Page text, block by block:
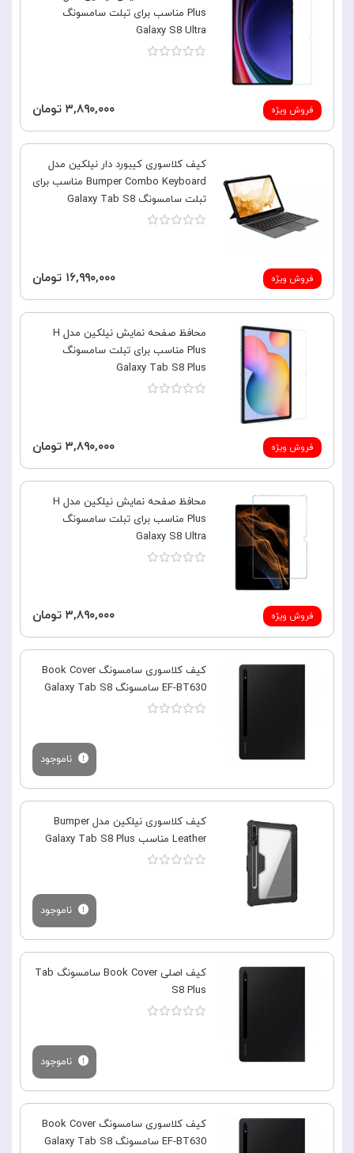
فروش ویژه
Plus مناسب برای تبلت سامسونگ
Galaxy S8 Ultra
۳,۸۹۰,۰۰۰ تومان
فروش ویژه
کیف کلاسوری کیبورد دار نیلکین مدل
Bumper Combo Keyboard مناسب برای
تبلت سامسونگ Galaxy Tab S8
۱۶,۹۹۰,۰۰۰ تومان
فروش ویژه
محافظ صفحه نمایش نیلکین مدل H
Plus مناسب برای تبلت سامسونگ
Galaxy Tab S8 Plus
۳,۸۹۰,۰۰۰ تومان
فروش ویژه
محافظ صفحه نمایش نیلکین مدل H
Plus مناسب برای تبلت سامسونگ
Galaxy S8 Ultra
۳,۸۹۰,۰۰۰ تومان
کیف کلاسوری سامسونگ Book Cover
EF-BT630 سامسونگ Galaxy Tab S8
ناموجود
کیف کلاسوری نیلکین مدل Bumper
Leather مناسب Galaxy Tab S8 Plus
ناموجود
کیف اصلی Book Cover سامسونگ Tab
S8 Plus
ناموجود
کیف کلاسوری سامسونگ Book Cover
EF-BT630 سامسونگ Galaxy Tab S8